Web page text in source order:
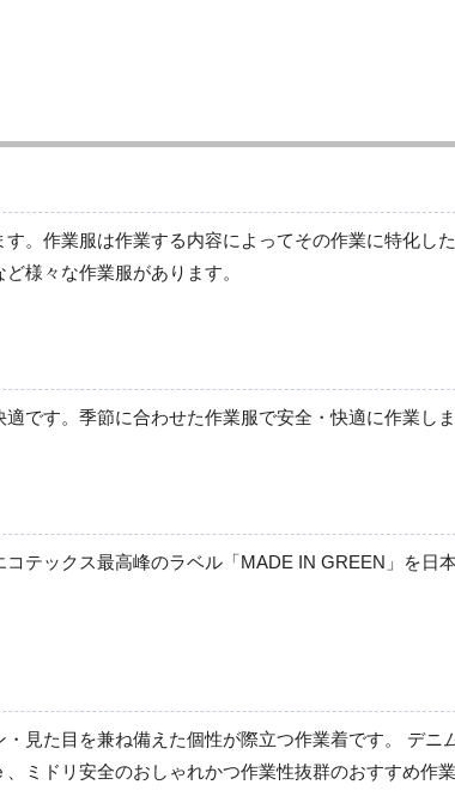
。作業服は作業する内容によってその作業に特化し
様々な作業服があります。
です。季節に合わせた作業服で安全・快適に作業しま
テックス最高峰のラベル「MADE IN GREEN」を日
見た目を兼ね備えた個性が際立つ作業着です。 デニ
ミドリ安全のおしゃれかつ作業性抜群のおすすめ作